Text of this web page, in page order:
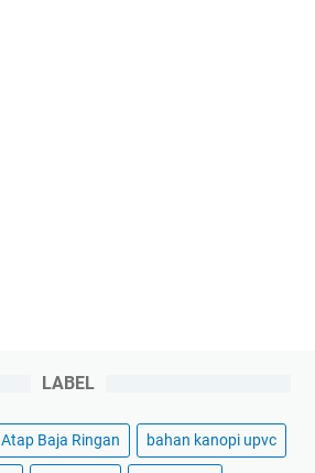
LABEL
Atap Baja Ringan bahan kanopi upvc